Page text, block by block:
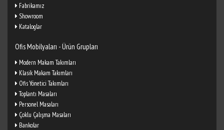
Fabrikamız
Showroom
Kataloglar
Ofis Mobilyaları - Ürün Grupları
Modern Makam Takımları
Klasik Makam Takımları
Ofis Yönetici Takımları
Toplantı Masaları
Personel Masaları
Çoklu Çalışma Masaları
Bankolar